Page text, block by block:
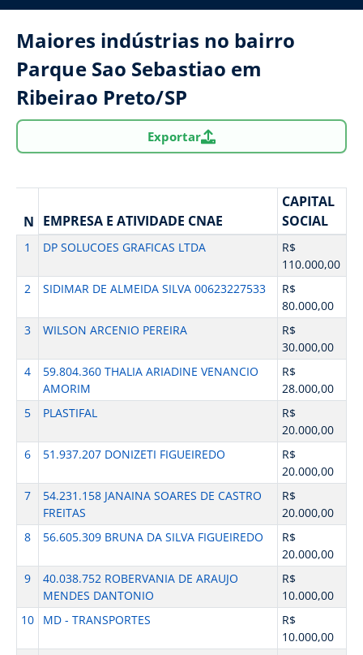
Maiores indústrias no bairro
Parque Sao Sebastiao em
Ribeirao Preto/SP
Exportar
N EMPRESA E ATIVIDADE CNAE
CAPITAL
SOCIAL
1 DP SOLUCOES GRAFICAS LTDA
R$
110.000,00
2
SIDIMAR DE ALMEIDA SILVA 00623227533
R$
80.000,00
3
WILSON ARCENIO PEREIRA
R$
30.000,00
4
59.804.360 THALIA ARIADINE VENANCIO
AMORIM
R$
28.000,00
5
PLASTIFAL
R$
20.000,00
6
51.937.207 DONIZETI FIGUEIREDO
R$
20.000,00
7
54.231.158 JANAINA SOARES DE CASTRO
FREITAS
R$
20.000,00
8
56.605.309 BRUNA DA SILVA FIGUEIREDO
R$
20.000,00
9
40.038.752 ROBERVANIA DE ARAUJO
MENDES DANTONIO
R$
10.000,00
10
MD - TRANSPORTES
R$
10.000,00